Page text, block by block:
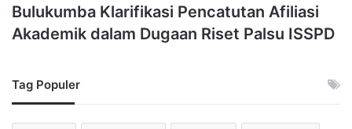
Bulukumba Klarifikasi Pencatutan Afiliasi
Akademik dalam Dugaan Riset Palsu ISSPD
Tag Populer